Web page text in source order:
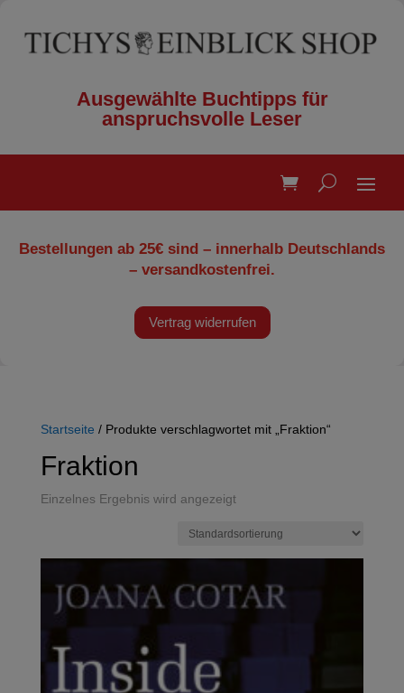
Ausgewählte Buchtipps für
anspruchsvolle Leser
Bestellungen ab 25€ sind – innerhalb Deutschlands
– versandkostenfrei.
Vertrag widerrufen
Startseite / Produkte verschlagwortet mit „Fraktion“
Fraktion
Einzelnes Ergebnis wird angezeigt